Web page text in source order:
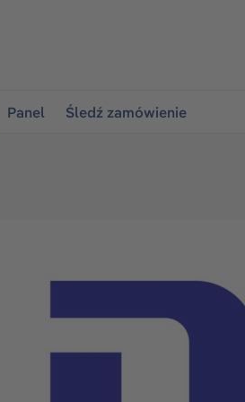
Panel Śledź zamówienie